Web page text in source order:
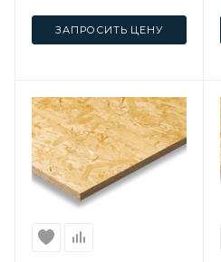
ЗАПРОСИТЬ ЦЕНУ